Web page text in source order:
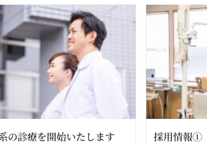
の診療を開始いたします 採用情報①